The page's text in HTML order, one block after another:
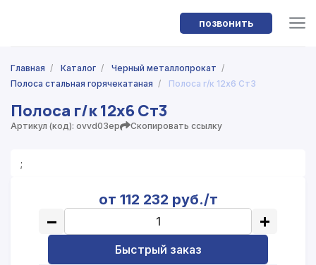
позвонить
Главная / Каталог / Черный металлопрокат /
Полоса стальная горячекатаная / Полоса г/к 12х6 Ст3
Полоса г/к 12х6 Ст3
Артикул (код): ovvd03ep Скопировать ссылку
;
от 112 232 руб./т
− +
Быстрый заказ